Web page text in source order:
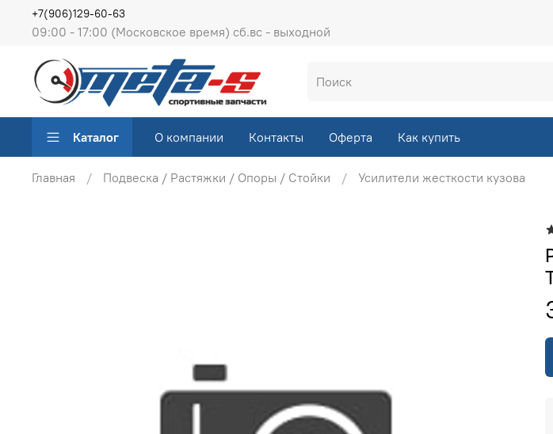
09:00 - 17:00 (Московское время) сб.вс - выходной
+7(906)129-60-63
Каталог О компании Контакты Оферта Как купить
Главная Подвеска / Растяжки / Опоры / Стойки Усилители жесткости кузова